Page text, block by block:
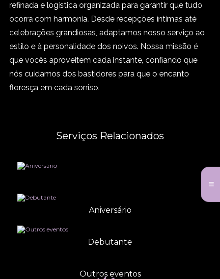
refinada e logística organizada para garantir que tudo
ocorra com harmonia. Desderecepções íntimas até
celebrações grandiosas, adaptamos nosso serviço ao
estilo e à personalidade dos noivos. Nossa missão é
que vocês aproveitem cada instante, confiando que
nós cuidamos dos bastidores para que o encanto
floresça em cada sorriso.
Serviços Relacionados
Aniversário
Debutante
Outros eventos